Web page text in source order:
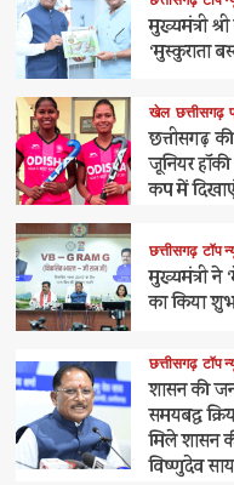
मुख्यमंत्री
‘मुस्कुराता
खेल छत्तीसगढ़
छत्तीसगढ़
जूनियर
कप में
छत्तीसगढ़ टॉप
मुख्यमंत्री ने
का किया
छत्तीसगढ़ टॉप
शासन की
समयबद्ध
मिले शासन
विष्णुदेव साय